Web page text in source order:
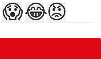
😱😂😡